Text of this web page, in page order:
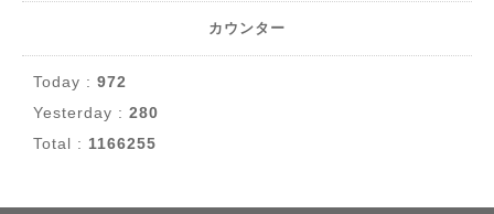
カウンター
Today : 972
Yesterday : 280
Total : 1166255